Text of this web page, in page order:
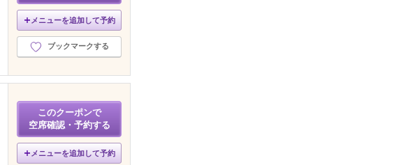
メニューを追加して予約
ブックマークする
このクーポンで
空席確認・予約する
メニューを追加して予約